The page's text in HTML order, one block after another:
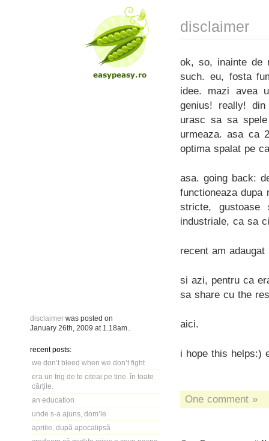
disclaimer was posted on
January 26th, 2009 at 1.18am
recent posts:
we don’t bleed when we don’t fight
era un frig de te citeai pe tine. în toate
cărțile.
an education
unde s-a ajuns, dom’le
aprilie, după apocalipsă
disclaimer
ok, so, inainte de
such. eu, fosta
idee. mazi avea
genius! really!
urasc sa sa
urmeaza. asa ca
optima spalat pe
asa. going back:
functioneaza dupa
stricte, gustoase
industriale, ca sa
recent am
si azi, pentru ca
sa share cu the
aici.
i hope this helps:)
One comment »